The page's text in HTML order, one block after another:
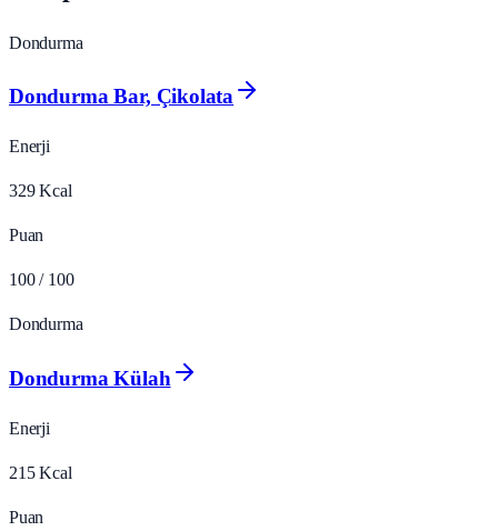
Dondurma
Dondurma Bar, Çikolata
Enerji
329 Kcal
Puan
100 / 100
Dondurma
Dondurma Külah
Enerji
215 Kcal
Puan